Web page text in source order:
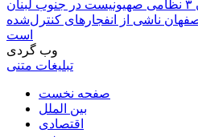
ناشی از انفجارهای کنترل‌شده
است
وب گردی
تبلیغات متنی
صفحه نخست
بین الملل
اقتصادی